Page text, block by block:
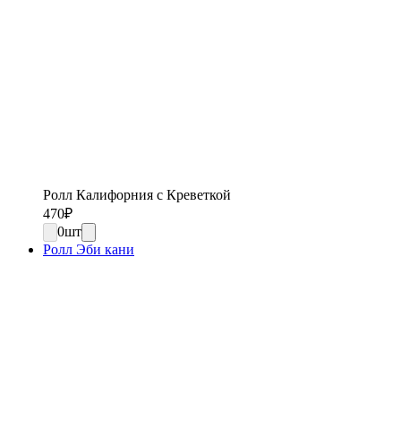
Ролл Калифорния с Креветкой
470₽
0шт
Ролл Эби кани